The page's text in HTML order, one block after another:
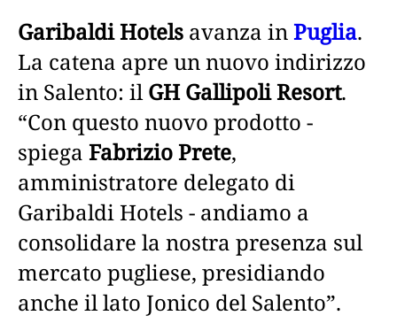
Garibaldi Hotels avanza inPuglia.
La catena apre un nuovo indirizzo
in Salento: ilGH Gallipoli Resort.
“Con questo nuovo prodotto -
spiega Fabrizio Prete,
amministratore delegato di
Garibaldi Hotels - andiamo a
consolidare la nostra presenza sul
mercato pugliese, presidiando
anche il lato Jonico del Salento”.